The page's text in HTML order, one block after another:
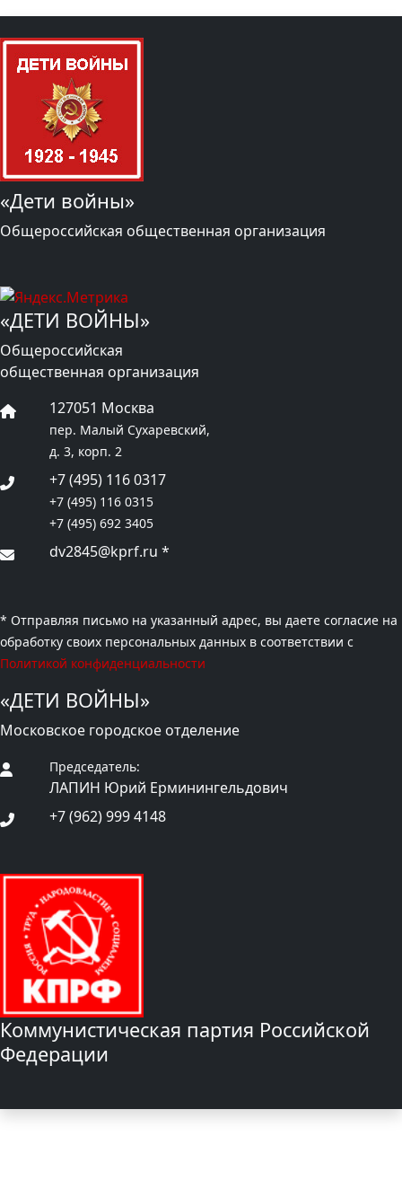
«Дети войны»
Общероссийская общественная организация
«ДЕТИ ВОЙНЫ»
Общероссийская
общественная организация
127051 Москва
пер. Малый Сухаревский,
д. 3, корп. 2
+7 (495) 116 0317
+7 (495) 116 0315
+7 (495) 692 3405
dv2845@kprf.ru *
* Отправляя письмо на указанный адрес, вы даете согласие на
обработку своих персональных данных в соответствии с
Политикой конфиденциальности
«ДЕТИ ВОЙНЫ»
Московское городское отделение
Председатель:
ЛАПИН Юрий Ерминингельдович
+7 (962) 999 4148
Коммунистическая партия Российской
Федерации